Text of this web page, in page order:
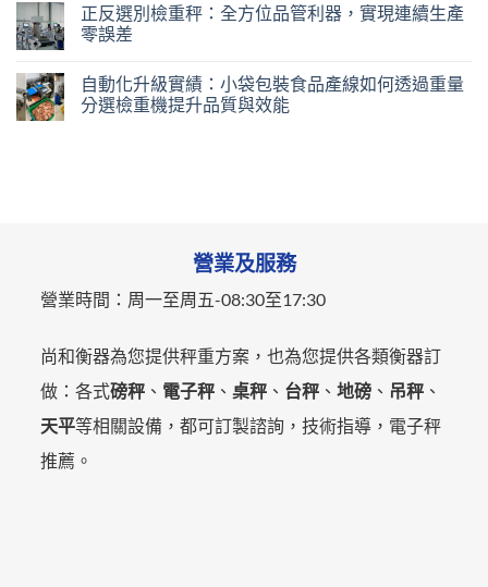
正反選別檢重秤：全方位品管利器，實現連續生產
零誤差
自動化升級實績：小袋包裝食品產線如何透過重量
分選檢重機提升品質與效能
營業及服務
營業時間： 周一至周五-08:30至17:30
尚和衡器為您提供秤重方案，也為您提供各類衡器訂
做：各式磅秤 、 電子秤 、桌秤 、 台秤 、地磅 、 吊秤 、
天平等相關設備，都可訂製諮詢，技術指導，電子秤
推薦。